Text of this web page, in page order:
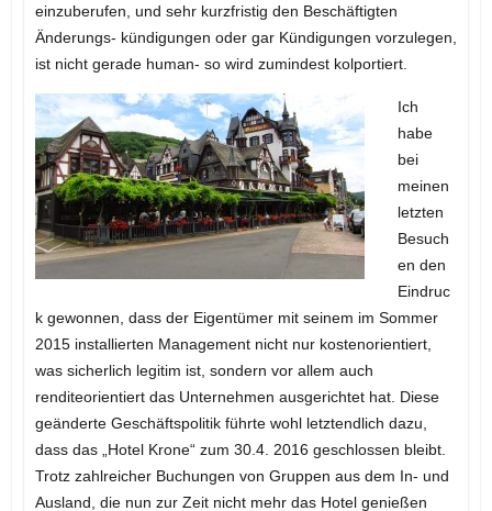
einzuberufen, und sehr kurzfristig den Beschäftigten
Änderungs- kündigungen oder gar Kündigungen vorzulegen,
ist nicht gerade human- so wird zumindest kolportiert.
Ich
habe
bei
meinen
letzten
Besuch
en den
Eindruc
k gewonnen, dass der Eigentümer mit seinem im Sommer
2015 installierten Management nicht nur kostenorientiert,
was sicherlich legitim ist, sondern vor allem auch
renditeorientiert das Unternehmen ausgerichtet hat. Diese
geänderte Geschäftspolitik führte wohl letztendlich dazu,
dass das „Hotel Krone“ zum 30.4. 2016 geschlossen bleibt.
Trotz zahlreicher Buchungen von Gruppen aus dem In- und
Ausland, die nun zur Zeit nicht mehr das Hotel genießen